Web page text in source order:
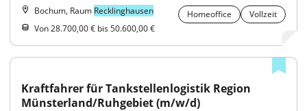
Bochum, Raum Recklinghausen Homeoffice
Vollzeit
Von 28.700,00 € bis 50.600,00 €
Kraftfahrer für Tankstellenlogistik Region
Münsterland/Ruhgebiet (m/w/d)